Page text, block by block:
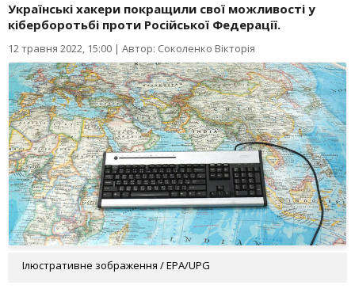
Українські хакери покращили свої можливості у
кіберборотьбі проти Російської Федерації.
12 травня 2022, 15:00 | Автор: Соколенко Вікторія
Ілюстративне зображення / EPA/UPG